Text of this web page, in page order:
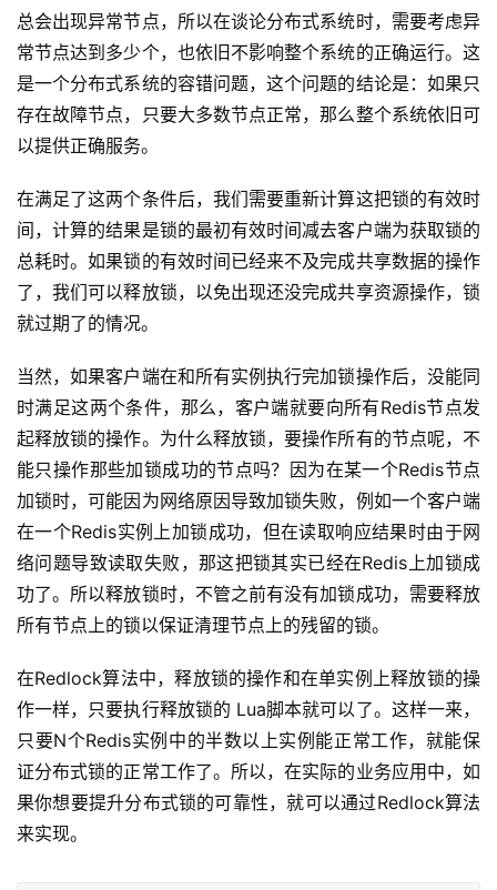
总会出现异常节点，所以在谈论分布式系统时，需要考虑异
常节点达到多少个，也依旧不影响整个系统的正确运行。这
是一个分布式系统的容错问题，这个问题的结论是：如果只
存在故障节点，只要大多数节点正常，那么整个系统依旧可
以提供正确服务。
在满足了这两个条件后，我们需要重新计算这把锁的有效时
间，计算的结果是锁的最初有效时间减去客户端为获取锁的
总耗时。如果锁的有效时间已经来不及完成共享数据的操作
了，我们可以释放锁，以免出现还没完成共享资源操作，锁
就过期了的情况。
当然，如果客户端在和所有实例执行完加锁操作后，没能同
时满足这两个条件，那么，客户端就要向所有Redis节点发
起释放锁的操作。为什么释放锁，要操作所有的节点呢，不
能只操作那些加锁成功的节点吗？因为在某一个Redis节点
加锁时，可能因为网络原因导致加锁失败，例如一个客户端
在一个Redis实例上加锁成功，但在读取响应结果时由于网
络问题导致读取失败，那这把锁其实已经在Redis上加锁成
功了。所以释放锁时，不管之前有没有加锁成功，需要释放
所有节点上的锁以保证清理节点上的残留的锁。
在Redlock算法中，释放锁的操作和在单实例上释放锁的操
作一样，只要执行释放锁的 Lua脚本就可以了。这样一来，
只要N个Redis实例中的半数以上实例能正常工作，就能保
证分布式锁的正常工作了。所以，在实际的业务应用中，如
果你想要提升分布式锁的可靠性，就可以通过Redlock算法
来实现。